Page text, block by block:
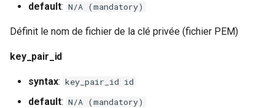
default: N/A (mandatory)
Définit le nom de fichier de la clé privée (fichier PEM)
key_pair_id
syntax: key_pair_id id
default: N/A (mandatory)